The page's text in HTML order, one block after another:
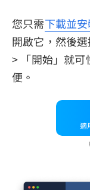
您只需下載並
開啟它，然後
> 「開始」就
便。
適